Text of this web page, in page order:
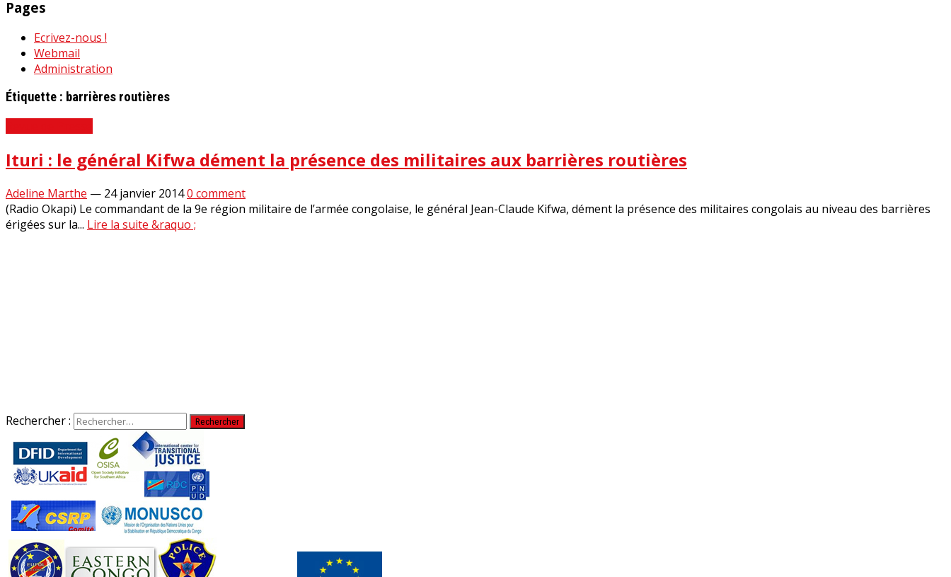
Pages
Ecrivez-nous !
Webmail
Administration
Étiquette : barrières routières
Ituri : le général Kifwa dément la présence des militaires aux barrières routières
Adeline Marthe — 24 janvier 20140 comment
(Radio Okapi) Le commandant de la 9e région militaire de l’armée congolaise, le général Jean-Claude Kifwa, dément la présence des militaires congolais au niveau des barrières
érigées sur la... Lire la suite &raquo ;
Rechercher :